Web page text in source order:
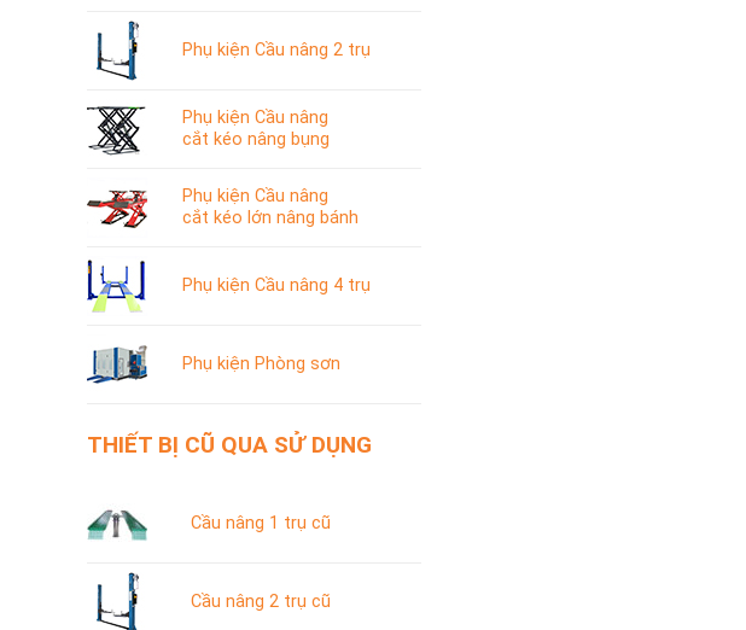
Phụ kiện Cầu nâng 2 trụ
Phụ kiện Cầu nâng
cắt kéo nâng bụng
Phụ kiện Cầu nâng
cắt kéo lớn nâng bánh
Phụ kiện Cầu nâng 4 trụ
Phụ kiện Phòng sơn
THIẾT BỊ CŨ QUA SỬ DỤNG
Cầu nâng 1 trụ cũ
Cầu nâng 2 trụ cũ